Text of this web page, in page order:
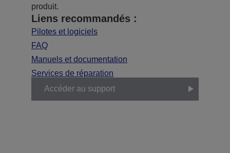
produit.
Liens recommandés :
Pilotes et logiciels
FAQ
Manuels et documentation
Services de réparation
Accéder au support